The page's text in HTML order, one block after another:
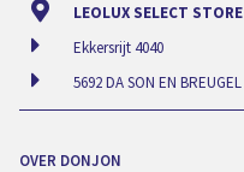
LEOLUX SELECT STORE
Ekkersrijt 4040
5692 DA SON EN BREUGEL
OVER DONJON